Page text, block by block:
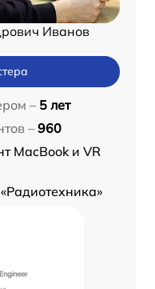
Иванов
– 5 лет
– 960
MacBook и VR